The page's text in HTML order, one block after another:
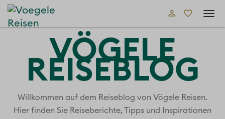
VÖGELE
REISEBLOG
Willkommen auf dem Reiseblog von Vögele Reisen.
Hier finden Sie Reiseberichte, Tipps und Inspirationen